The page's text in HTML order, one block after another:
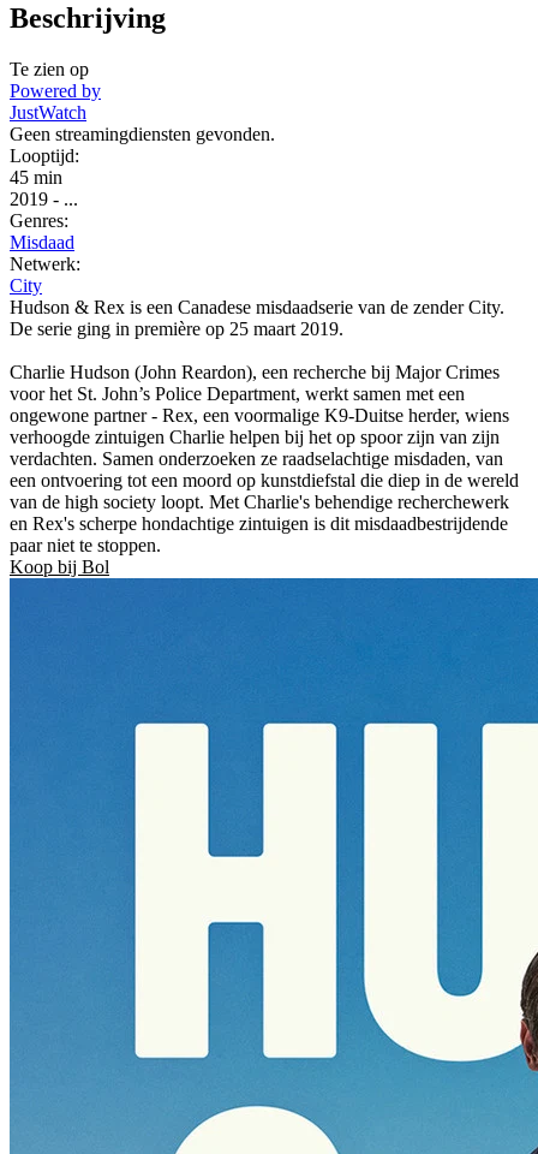
Beschrijving
Te zien op
Powered by
JustWatch
Geen streamingdiensten gevonden.
Looptijd:
45 min
2019 - ...
Genres:
Misdaad
Netwerk:
City
Hudson & Rex is een Canadese misdaadserie van de zender City.
De serie ging in première op 25 maart 2019.
Charlie Hudson (John Reardon), een recherche bij Major Crimes
voor het St. John’s Police Department, werkt samen met een
ongewone partner - Rex, een voormalige K9-Duitse herder, wiens
verhoogde zintuigen Charlie helpen bij het op spoor zijn van zijn
verdachten. Samen onderzoeken ze raadselachtige misdaden, van
een ontvoering tot een moord op kunstdiefstal die diep in de wereld
van de high society loopt. Met Charlie's behendige recherchewerk
en Rex's scherpe hondachtige zintuigen is dit misdaadbestrijdende
paar niet te stoppen.
Koop bij Bol